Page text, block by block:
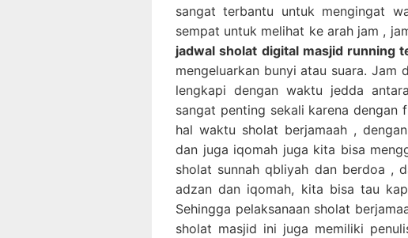
sangat terbantu untuk mengingat
sempat untuk melihat ke arah jam ,
jadwal sholat digital masjid running
mengeluarkan bunyi atau suara.
lengkapi dengan waktu jedda
sangat penting sekali karena
hal waktu sholat berjamaah ,
dan juga iqomah juga kita bisa
sholat sunnah qbliyah dan berdoa ,
adzan dan iqomah, kita bisa tau
Sehingga pelaksanaan sholat
sholat masjid ini juga memiliki